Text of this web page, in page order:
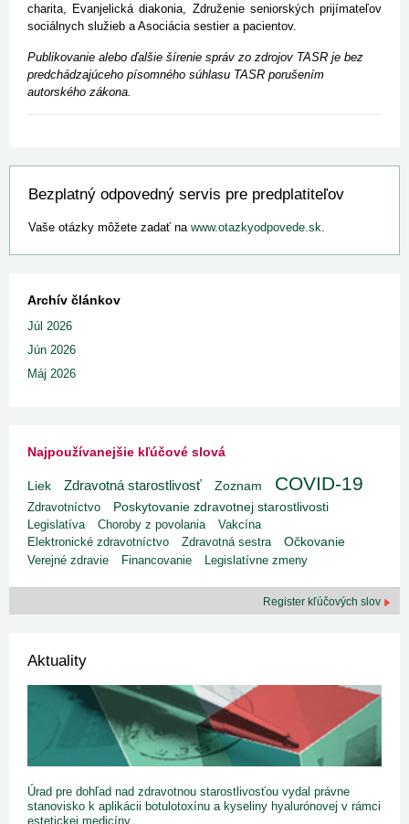
charita, Evanjelická diakonia, Združenie seniorských prijímateľov
sociálnych služieb a Asociácia sestier a pacientov.
Publikovanie alebo ďalšie šírenie správ zo zdrojov TASR je bez
predchádzajúceho písomného súhlasu TASR porušením
autorského zákona.
Bezplatný odpovedný servis pre predplatiteľov
Vaše otázky môžete zadať na www.otazkyodpovede.sk.
Archív článkov
Júl 2026
Jún 2026
Máj 2026
Najpoužívanejšie kľúčové slová
Liek Zdravotná starostlivosť Zoznam COVID-19
Zdravotníctvo Poskytovanie zdravotnej starostlivosti
Legislatíva Choroby z povolania
Vakcína
Elektronické zdravotníctvo
Zdravotná sestra
Očkovanie
Verejné zdravie
Financovanie Legislatívne zmeny
Register kľúčových slov
Aktuality
Úrad pre dohľad nad zdravotnou starostlivosťou vydal právne
stanovisko k aplikácii botulotoxínu a kyseliny hyalurónovej v rámci
estetickej medicíny